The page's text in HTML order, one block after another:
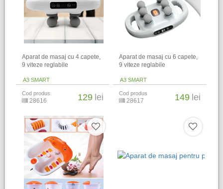
Aparat de masaj cu 4 capete,
9 viteze reglabile
A3 SMART
Cod produs
28616 129 lei
Aparat de masaj cu 6 capete,
9 viteze reglabile
A3 SMART
Cod produs
28617 149 lei